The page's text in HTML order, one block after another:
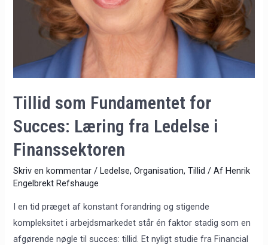
Tillid som Fundamentet for
Succes: Læring fra Ledelse i
Finanssektoren
Skriv en kommentar /Ledelse,Organisation,Tillid / AfHenrik
Engelbrekt Refshauge
I en tid præget af konstant forandring og stigende
kompleksitet i arbejdsmarkedet står én faktor stadig som en
afgørende nøgle til succes: tillid. Et nyligt studie fra Financial